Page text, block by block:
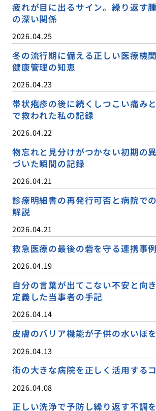
疲れが目に出るサイン。繰り返す
の深い関係
2026.04.25
冬の流行期に備える正しい医療機
健康管理の知恵
2026.04.23
帯状疱疹の後に続くしつこい痛み
で救われた私の記録
2026.04.22
物忘れと見分けがつかない初期の
づいた瞬間の記録
2026.04.21
診療明細書の再発行可否と病院で
解説
2026.04.21
救急医療の最後の砦を守る連携事例
2026.04.19
自分の言葉が出てこない不安と向
定義した当事者の手記
2026.04.14
皮膚のバリア機能が子供の水いぼ
2026.04.13
街の大きな病院を正しく活用する
2026.04.08
正しい洗浄で予防し繰り返す不調